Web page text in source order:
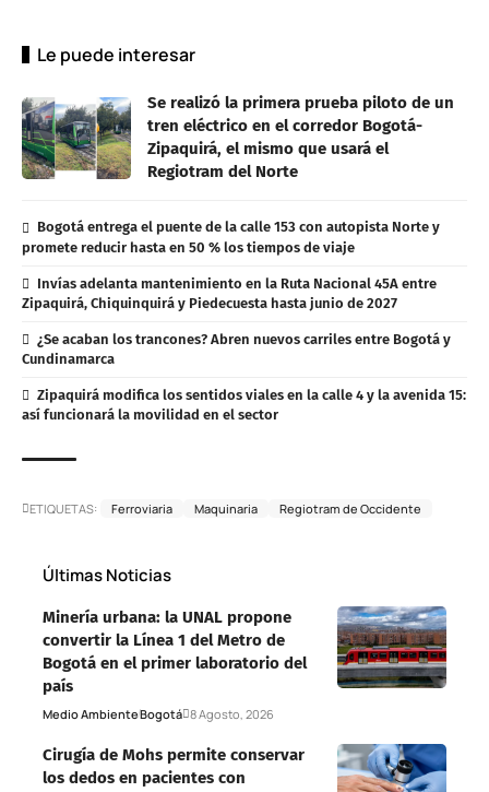
Le puede interesar
Se realizó la primera prueba piloto de un
tren eléctrico en el corredor Bogotá-
Zipaquirá, el mismo que usará el
Regiotram del Norte
Bogotá entrega el puente de la calle 153 con autopista Norte y
promete reducir hasta en 50 % los tiempos de viaje
Invías adelanta mantenimiento en la Ruta Nacional 45A entre
Zipaquirá, Chiquinquirá y Piedecuesta hasta junio de 2027
¿Se acaban los trancones? Abren nuevos carriles entre Bogotá y
Cundinamarca
Zipaquirá modifica los sentidos viales en la calle 4 y la avenida 15:
así funcionará la movilidad en el sector
ETIQUETAS: Ferroviaria Maquinaria Regiotram de Occidente
Últimas Noticias
Minería urbana: la UNAL propone
convertir la Línea 1 del Metro de
Bogotá en el primer laboratorio del
país
Medio AmbienteBogotá 8 Agosto, 2026
Cirugía de Mohs permite conservar
los dedos en pacientes con